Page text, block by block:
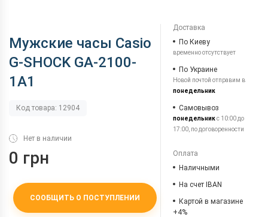
Мужские часы Casio
G-SHOCK GA-2100-
1A1
Код товара: 12904
Нет в наличии
0 грн
СООБЩИТЬ О ПОСТУПЛЕНИИ
Доставка
По Киеву
временно отсутствует
По Украине
Новой почтой отправим в
понедельник
Самовывоз
понедельникс 10:00 до
17:00, по договоренности
Оплата
Наличными
На счет IBAN
Картой в магазине
+4%